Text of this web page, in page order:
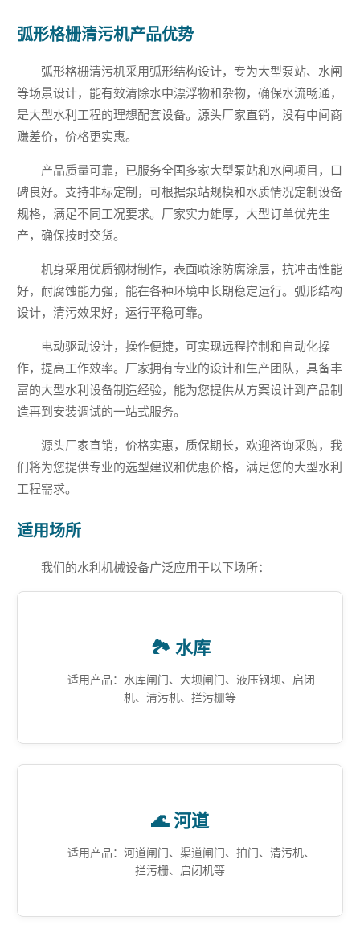
弧形格栅清污机产品优势
弧形格栅清污机采用弧形结构设计，专为大型泵站、水闸
等场景设计，能有效清除水中漂浮物和杂物，确保水流畅通，
是大型水利工程的理想配套设备。源头厂家直销，没有中间商
赚差价，价格更实惠。
产品质量可靠，已服务全国多家大型泵站和水闸项目，口
碑良好。支持非标定制，可根据泵站规模和水质情况定制设备
规格，满足不同工况要求。厂家实力雄厚，大型订单优先生
产，确保按时交货。
机身采用优质钢材制作，表面喷涂防腐涂层，抗冲击性能
好，耐腐蚀能力强，能在各种环境中长期稳定运行。弧形结构
设计，清污效果好，运行平稳可靠。
电动驱动设计，操作便捷，可实现远程控制和自动化操
作，提高工作效率。厂家拥有专业的设计和生产团队，具备丰
富的大型水利设备制造经验，能为您提供从方案设计到产品制
造再到安装调试的一站式服务。
源头厂家直销，价格实惠，质保期长，欢迎咨询采购，我
们将为您提供专业的选型建议和优惠价格，满足您的大型水利
工程需求。
适用场所
我们的水利机械设备广泛应用于以下场所：
🏞️ 水库
适用产品：水库闸门、大坝闸门、液压钢坝、启闭
机、清污机、拦污栅等
🌊 河道
适用产品：河道闸门、渠道闸门、拍门、清污机、
拦污栅、启闭机等